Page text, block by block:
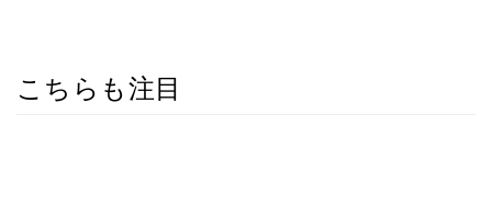
こちらも注目